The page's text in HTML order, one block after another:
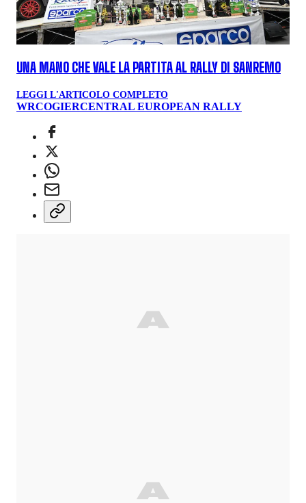
UNA MANO CHE VALE LA PARTITA AL RALLY DI SANREMO
LEGGI L'ARTICOLO COMPLETO
WRCOGIERCENTRAL EUROPEAN RALLY